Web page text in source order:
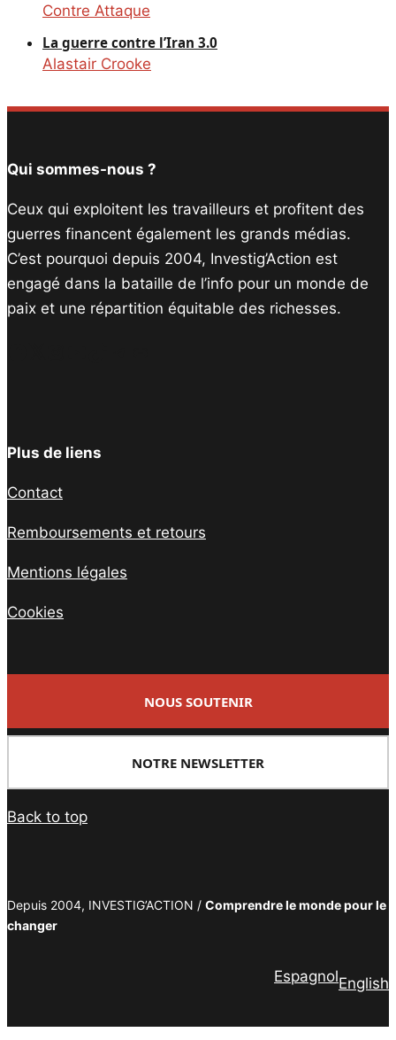
Contre Attaque
La guerre contre l’Iran 3.0
Alastair Crooke
Qui sommes-nous ?
Ceux qui exploitent les travailleurs et profitent des
guerres financent également les grands médias.
C’est pourquoi depuis 2004, Investig’Action est
engagé dans la bataille de l’info pour un monde de
paix et une répartition équitable des richesses.
Plus de liens
Contact
Remboursements et retours
Mentions légales
Cookies
NOUS SOUTENIR
NOTRE NEWSLETTER
Back to top
Depuis 2004, INVESTIG’ACTION / Comprendre le monde pour le
changer
EspagnolEnglish